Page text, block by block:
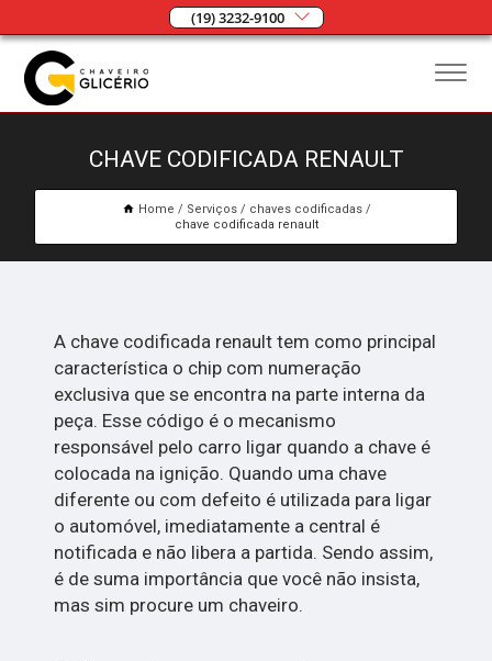
(19) 3232-9100
CHAVE CODIFICADA RENAULT
Home Serviços
chaves codificadas
chave codificada renault
A chave codificada renault tem como principal
característica o chip com numeração
exclusiva que se encontra na parte interna da
peça. Esse código é o mecanismo
responsável pelo carro ligar quando a chave é
colocada na ignição. Quando uma chave
diferente ou com defeito é utilizada para ligar
o automóvel, imediatamente a central é
notificada e não libera a partida. Sendo assim,
é de suma importância que você não insista,
mas sim procure um chaveiro.